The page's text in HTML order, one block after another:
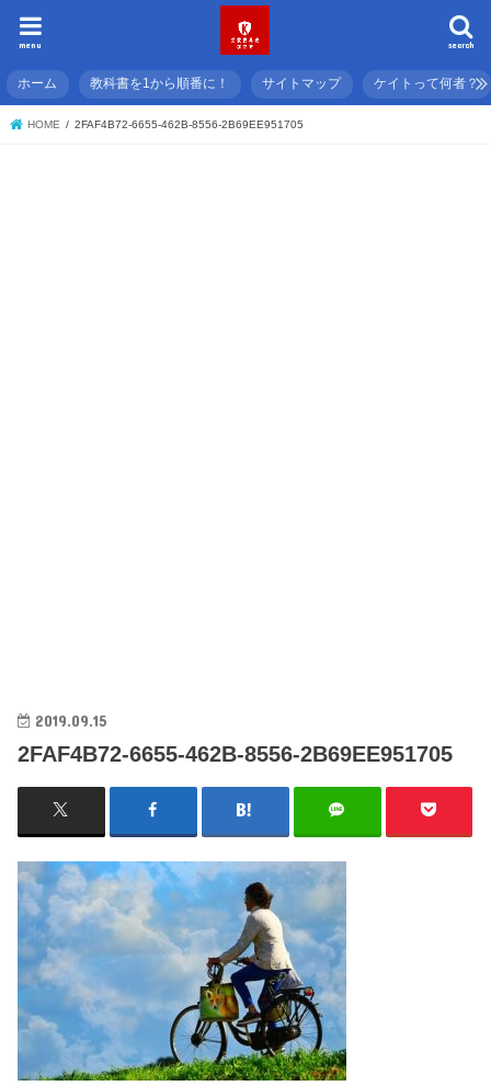
search
menu
ホーム 教科書を1から順番に！ サイトマップ ケイトって何者？
HOME 2FAF4B72-6655-462B-8556-2B69EE951705
2019.09.15
2FAF4B72-6655-462B-8556-2B69EE951705